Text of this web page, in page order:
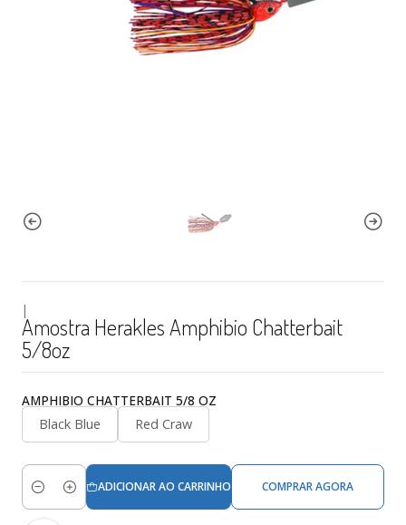
|
Amostra Herakles Amphibio Chatterbait
5/8oz
AMPHIBIO CHATTERBAIT 5/8 OZ
Black Blue
Red Craw
Quantidade
ADICIONAR AO CARRINHO COMPRAR AGORA